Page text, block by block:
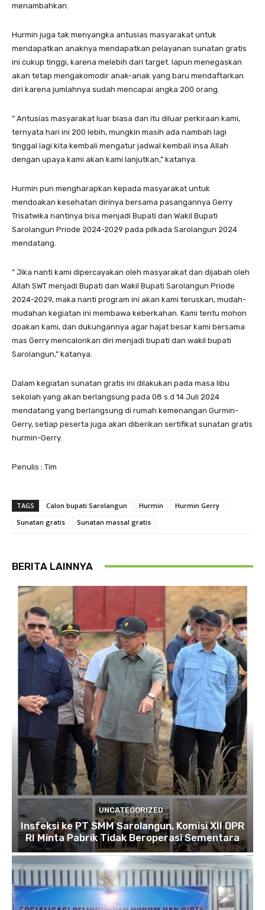
menambahkan.
Hurmin juga tak menyangka antusias masyarakat untuk
mendapatkan anaknya mendapatkan pelayanan sunatan gratis
ini cukup tinggi, karena melebih dari target. Iapun menegaskan
akan tetap mengakomodir anak-anak yang baru mendaftarkan
diri karena jumlahnya sudah mencapai angka 200 orang.
” Antusias masyarakat luar biasa dan itu diluar perkiraan kami,
ternyata hari ini 200 lebih, mungkin masih ada nambah lagi
tinggal lagi kita kembali mengatur jadwal kembali insa Allah
dengan upaya kami akan kami lanjutkan,” katanya.
Hurmin pun mengharapkan kepada masyarakat untuk
mendoakan kesehatan dirinya bersama pasangannya Gerry
Trisatwika nantinya bisa menjadi Bupati dan Wakil Bupati
Sarolangun Priode 2024-2029 pada pilkada Sarolangun 2024
mendatang.
” Jika nanti kami dipercayakan oleh masyarakat dan dijabah oleh
Allah SWT menjadi Bupati dan Wakil Bupati Sarolangun Priode
2024-2029, maka nanti program ini akan kami teruskan, mudah-
mudahan kegiatan ini membawa keberkahan. Kami tentu mohon
doakan kami, dan dukungannya agar hajat besar kami bersama
mas Gerry mencalonkan diri menjadi bupati dan wakil bupati
Sarolangun,” katanya.
Dalam kegiatan sunatan gratis ini dilakukan pada masa libu
sekolah yang akan berlangsung pada 08 s.d 14 Juli 2024
mendatang yang berlangsung di rumah kemenangan Gurmin-
Gerry, setiap peserta juga akan diberikan sertifikat sunatan gratis
hurmin-Gerry.
Penulis : Tim
TAGS Calon bupati Sarolangun Hurmin
Hurmin Gerry
Sunatan gratis
Sunatan massal gratis
BERITA LAINNYA
UNCATEGORIZED
Insfeksi ke PT SMM Sarolangun, Komisi XII DPR
RI Minta Pabrik Tidak Beroperasi Sementara